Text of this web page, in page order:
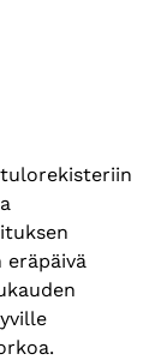
eräpäivä